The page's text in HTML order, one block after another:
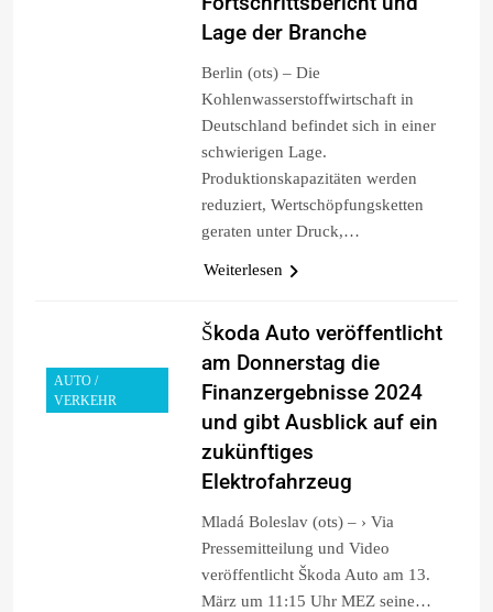
Lage der Branche
Berlin (ots) – Die
Kohlenwasserstoffwirtschaft in
Deutschland befindet sich in einer
schwierigen Lage.
Produktionskapazitäten werden
reduziert, Wertschöpfungsketten
geraten unter Druck,…
Weiterlesen
AUTO /
VERKEHR
Škoda Auto veröffentlicht
am Donnerstag die
Finanzergebnisse 2024
und gibt Ausblick auf ein
zukünftiges
Elektrofahrzeug
Mladá Boleslav (ots) – › Via
Pressemitteilung und Video
veröffentlicht Škoda Auto am 13.
März um 11:15 Uhr MEZ seine…